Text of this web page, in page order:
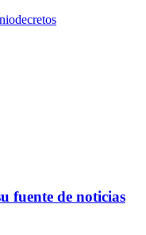
decretos
fuente de noticias